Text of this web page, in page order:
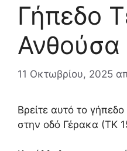
Γήπεδο
Ανθούσα
11 Οκτωβρίου, 2025
Βρείτε αυτό το
στην οδό Γέρακα (ΤΚ